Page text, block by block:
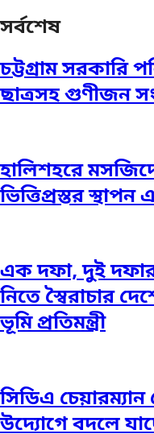
সর্বশেষ
চট্টগ্রাম সরকারি
ছাত্রসহ গুণীজন
হালিশহরে
ভিত্তিপ্রস্তর
এক দফা, দুই দফার
নিতে স্বৈরাচার
ভূমি প্রতিমন্ত্রী
সিডিএ
উদ্যোগে বদলে